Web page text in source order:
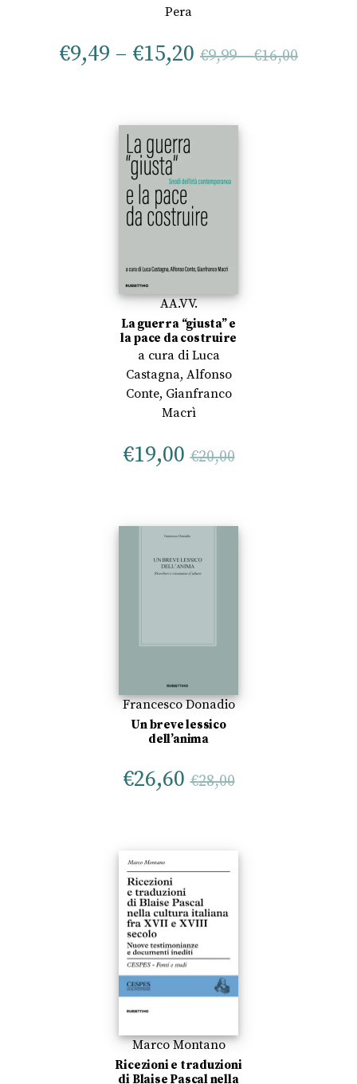
Pera
€9,49 – €15,20 €9,99–€16,00
AA.VV.
La guerra “giusta” e
la pace da costruire
a cura di Luca
Castagna, Alfonso
Conte, Gianfranco
Macrì
€19,00 €20,00
Francesco Donadio
Un breve lessico
dell’anima
€26,60 €28,00
Marco Montano
Ricezioni e traduzioni
di Blaise Pascal nella